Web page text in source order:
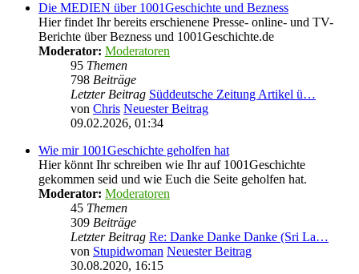
Die MEDIEN über 1001Geschichte und Bezness
Hier findet Ihr bereits erschienene Presse- online- und TV-
Berichte über Bezness und 1001Geschichte.de
Moderator: Moderatoren
95 Themen
798 Beiträge
Letzter Beitrag Süddeutsche Zeitung Artikel ü…
von Chris Neuester Beitrag
09.02.2026, 01:34
Wie mir 1001Geschichte geholfen hat
Hier könnt Ihr schreiben wie Ihr auf 1001Geschichte
gekommen seid und wie Euch die Seite geholfen hat.
Moderator: Moderatoren
45 Themen
309 Beiträge
Letzter Beitrag Re: Danke Danke Danke (Sri La…
von Stupidwoman Neuester Beitrag
30.08.2020, 16:15